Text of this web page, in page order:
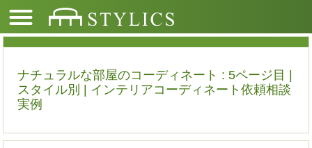
ナチュラルな部屋のコーディネート : 5ページ目 |
スタイル別 | インテリアコーディネート依頼相談
実例